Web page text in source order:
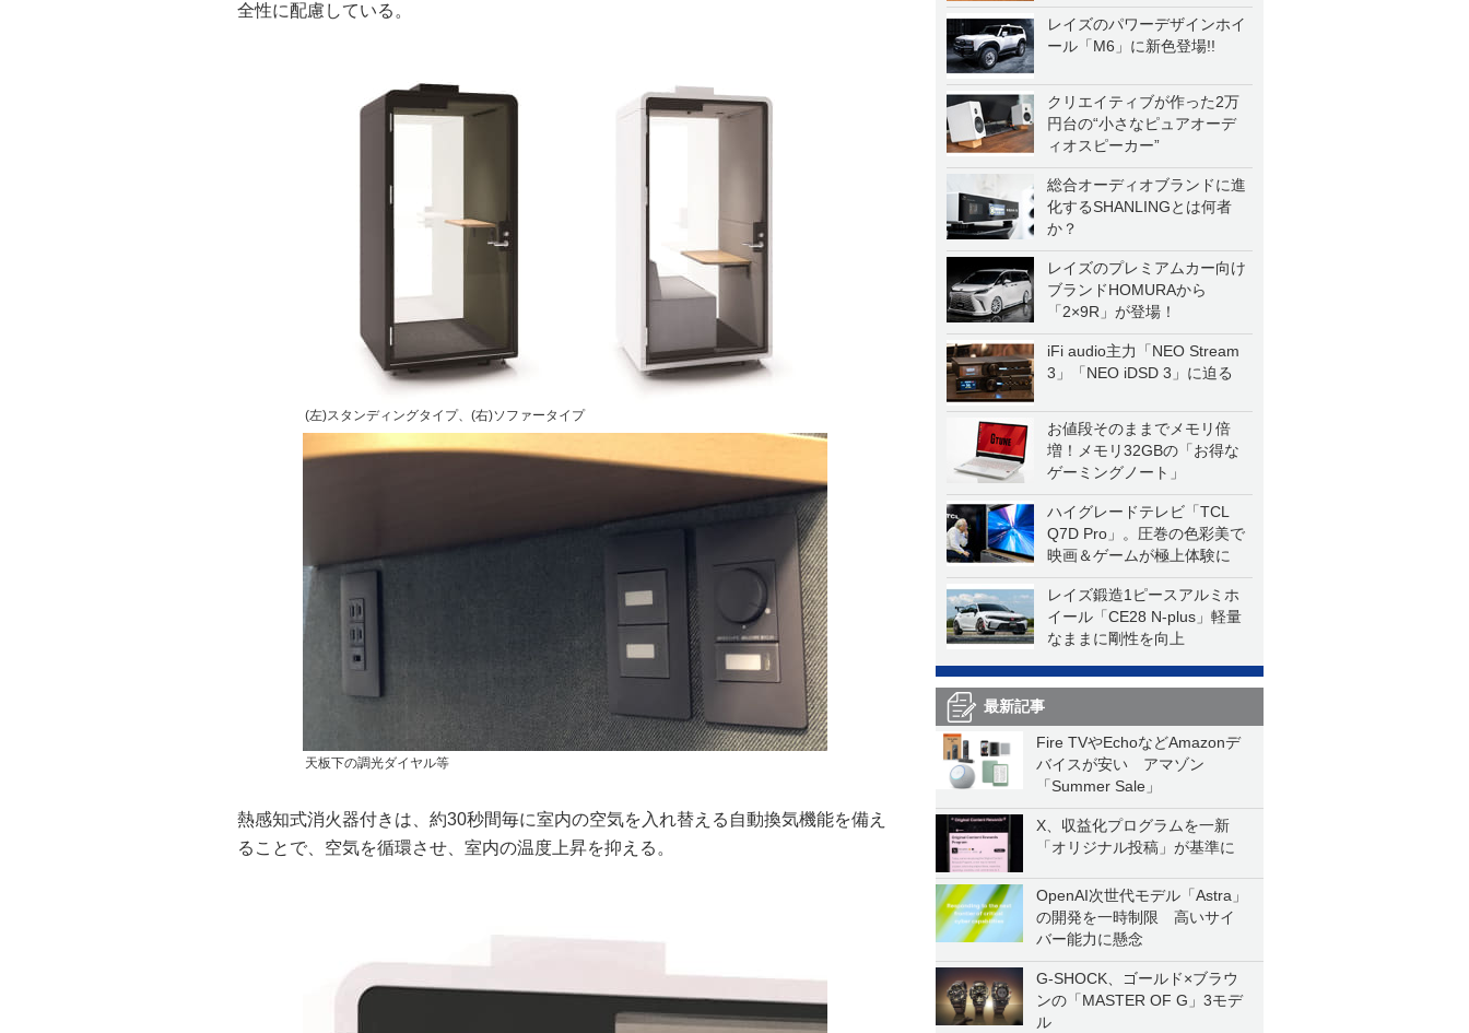
レイズのパワーデザインホイ
ール「M6」に新色登場!!
クリエイティブが作った2万
円台の“小さなピュアオーデ
ィオスピーカー”
総合オーディオブランドに進
化するSHANLINGとは何者
か？
レイズのプレミアムカー向け
ブランドHOMURAから
「2×9R」が登場！
iFi audio主力「NEO Stream
3」「NEO iDSD 3」に迫る
お値段そのままでメモリ倍
増！メモリ32GBの「お得な
ゲーミングノート」
ハイグレードテレビ「TCL
Q7D Pro」。圧巻の色彩美で
映画＆ゲームが極上体験に
レイズ鍛造1ピースアルミホ
イール「CE28 N-plus」軽量
なままに剛性を向上
最新記事
Fire TVやEchoなどAmazonデ
バイスが安い アマゾン
「Summer Sale」
X、収益化プログラムを一新
「オリジナル投稿」が基準に
OpenAI次世代モデル「Astra」
の開発を一時制限 高いサイ
バー能力に懸念
G-SHOCK、ゴールド×ブラウ
ンの「MASTER OF G」3モデ
ル
全性に配慮している。
(左)スタンディングタイプ、(右)ソファータイプ
天板下の調光ダイヤル等
熱感知式消火器付きは、約30秒間毎に室内の空気を入れ替える自動換気機能を備え
ることで、空気を循環させ、室内の温度上昇を抑える。